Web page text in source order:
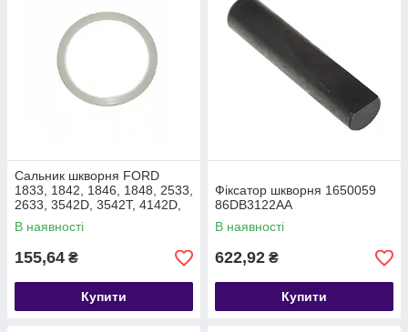
Сальник шкворня FORD
1833, 1842, 1846, 1848, 2533,
2633, 3542D, 3542T, 4142D,
F-MAX T201104 DC463178AB
В наявності
155,64 ₴
Купити
Фіксатор шкворня 1650059
86DB3122AA
В наявності
622,92 ₴
Купити